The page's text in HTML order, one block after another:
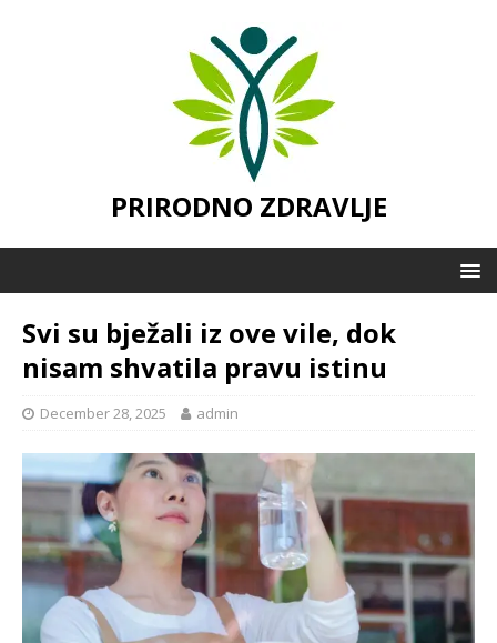
PRIRODNO ZDRAVLJE
Svi su bježali iz ove vile, dok
nisam shvatila pravu istinu
December 28, 2025 admin